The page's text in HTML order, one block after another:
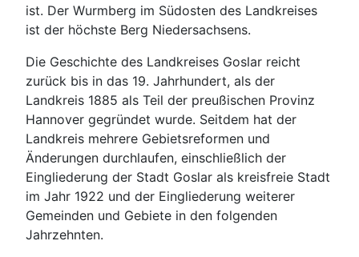
ist. Der Wurmberg im Südosten des Landkreises
ist der höchste Berg Niedersachsens.
Die Geschichte des Landkreises Goslar reicht
zurück bis in das 19. Jahrhundert, als der
Landkreis 1885 als Teil der preußischen Provinz
Hannover gegründet wurde. Seitdem hat der
Landkreis mehrere Gebietsreformen und
Änderungen durchlaufen, einschließlich der
Eingliederung der Stadt Goslar als kreisfreie Stadt
im Jahr 1922 und der Eingliederung weiterer
Gemeinden und Gebiete in den folgenden
Jahrzehnten.